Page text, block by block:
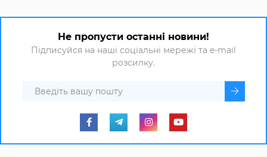
Не пропусти останні новини!
Підписуйся на наші соціальні мережі та e-mail
розсилку.